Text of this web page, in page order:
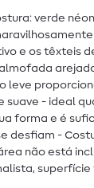
verde
e os têxteis
- ideal
forma e é
-
não está